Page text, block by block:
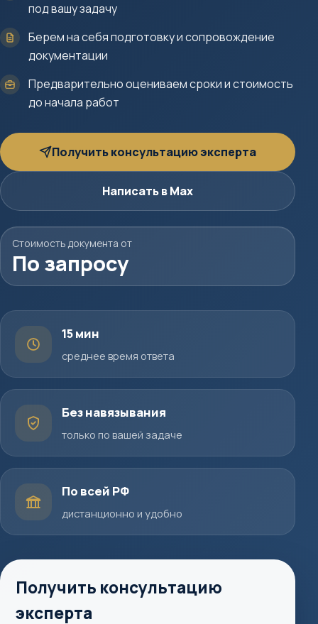
под вашу задачу
Берем на себя подготовку и сопровождение
документации
Предварительно оцениваем сроки и стоимость
до начала работ
Получить консультацию эксперта
Написать в Max
Стоимость документа от
По запросу
15 мин
среднее время ответа
Без навязывания
только по вашей задаче
По всей РФ
дистанционно и удобно
Получить консультацию
эксперта